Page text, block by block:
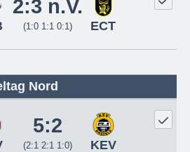
2:3 n.V.
(1:0 1:1 0:1) ECT
Nord
5:2
(2:1 2:1 1:0) KEV